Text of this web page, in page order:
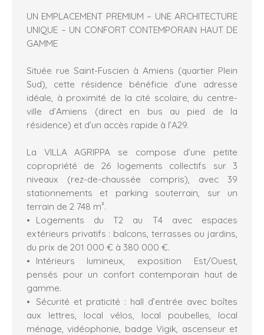
UN EMPLACEMENT PREMIUM – UNE ARCHITECTURE
UNIQUE – UN CONFORT CONTEMPORAIN HAUT DE
GAMME
Située rue Saint-Fuscien à Amiens (quartier Plein
Sud), cette résidence bénéficie d’une adresse
idéale, à proximité de la cité scolaire, du centre-
ville d’Amiens (direct en bus au pied de la
résidence) et d’un accès rapide à l’A29.
La VILLA AGRIPPA se compose d’une petite
copropriété de 26 logements collectifs sur 3
niveaux (rez-de-chaussée compris), avec 39
stationnements et parking souterrain, sur un
terrain de 2 748 m².
Logements du T2 au T4 avec espaces
extérieurs privatifs : balcons, terrasses ou jardins,
du prix de 201 000 € à 380 000 €.
Intérieurs lumineux, exposition Est/Ouest,
pensés pour un confort contemporain haut de
gamme.
Sécurité et praticité : hall d’entrée avec boîtes
aux lettres, local vélos, local poubelles, local
ménage, vidéophonie, badge Vigik, ascenseur et